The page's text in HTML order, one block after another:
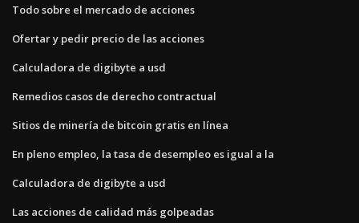
Todo sobre el mercado de acciones
Ofertar y pedir precio de las acciones
Calculadora de digibyte a usd
Remedios casos de derecho contractual
Sitios de minería de bitcoin gratis en línea
En pleno empleo, la tasa de desempleo es igual a la
Calculadora de digibyte a usd
Las acciones de calidad más golpeadas